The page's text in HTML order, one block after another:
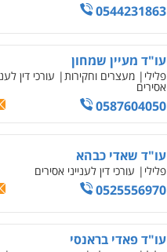
0544231863
עו"ד מעיין שמחון
פלילי מעצרים וחקירות עורכי דין
אסירים
0587604050
עו"ד שאדי כבהא
פלילי עורכי דין לענייני אסירים
0525556970
עו"ד פאדי בראנסי